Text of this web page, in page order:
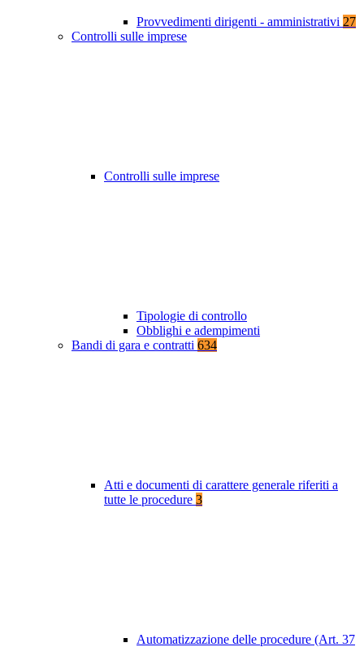
Provvedimenti dirigenti - amministrativi 27
Controlli sulle imprese
Controlli sulle imprese
Tipologie di controllo
Obblighi e adempimenti
Bandi di gara e contratti 634
Atti e documenti di carattere generale riferiti a
tutte le procedure 3
Automatizzazione delle procedure (Art. 37